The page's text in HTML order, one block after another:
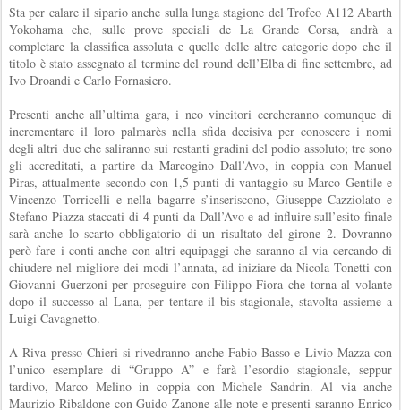
Sta per calare il sipario anche sulla lunga stagione del Trofeo A112 Abarth
Yokohama che, sulle prove speciali de La Grande Corsa, andrà a
completare la classifica assoluta e quelle delle altre categorie dopo che il
titolo è stato assegnato al termine del round dell’Elba di fine settembre, ad
Ivo Droandi e Carlo Fornasiero.
Presenti anche all’ultima gara, i neo vincitori cercheranno comunque di
incrementare il loro palmarès nella sfida decisiva per conoscere i nomi
degli altri due che saliranno sui restanti gradini del podio assoluto; tre sono
gli accreditati, a partire da Marcogino Dall’Avo, in coppia con Manuel
Piras, attualmente secondo con 1,5 punti di vantaggio su Marco Gentile e
Vincenzo Torricelli e nella bagarre s’inseriscono, Giuseppe Cazziolato e
Stefano Piazza staccati di 4 punti da Dall’Avo e ad influire sull’esito finale
sarà anche lo scarto obbligatorio di un risultato del girone 2. Dovranno
però fare i conti anche con altri equipaggi che saranno al via cercando di
chiudere nel migliore dei modi l’annata, ad iniziare da Nicola Tonetti con
Giovanni Guerzoni per proseguire con Filippo Fiora che torna al volante
dopo il successo al Lana, per tentare il bis stagionale, stavolta assieme a
Luigi Cavagnetto.
A Riva presso Chieri si rivedranno anche Fabio Basso e Livio Mazza con
l’unico esemplare di “Gruppo A” e farà l’esordio stagionale, seppur
tardivo, Marco Melino in coppia con Michele Sandrin. Al via anche
Maurizio Ribaldone con Guido Zanone alle note e presenti saranno Enrico